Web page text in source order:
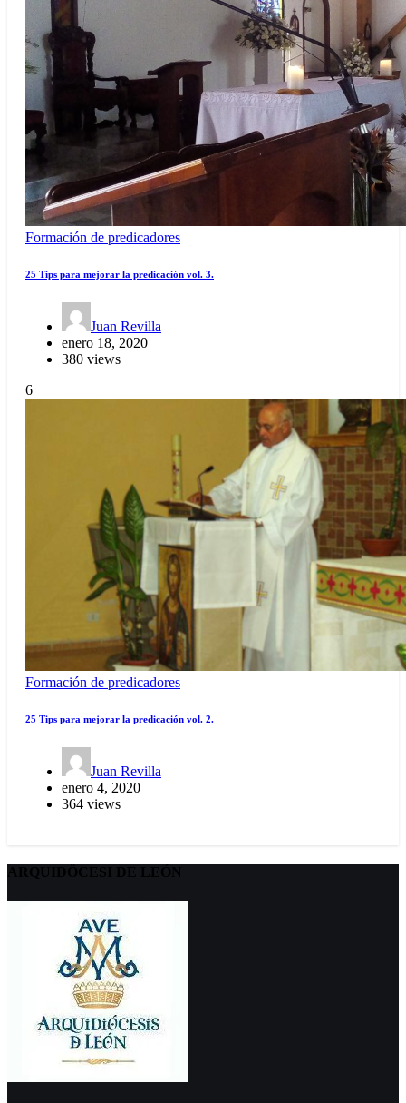
Formación de predicadores
25 Tips para mejorar la predicación vol. 3.
Juan Revilla
enero 18, 2020
380 views
6
Formación de predicadores
25 Tips para mejorar la predicación vol. 2.
Juan Revilla
enero 4, 2020
364 views
ARQUIDÖCESI DE LEÓN